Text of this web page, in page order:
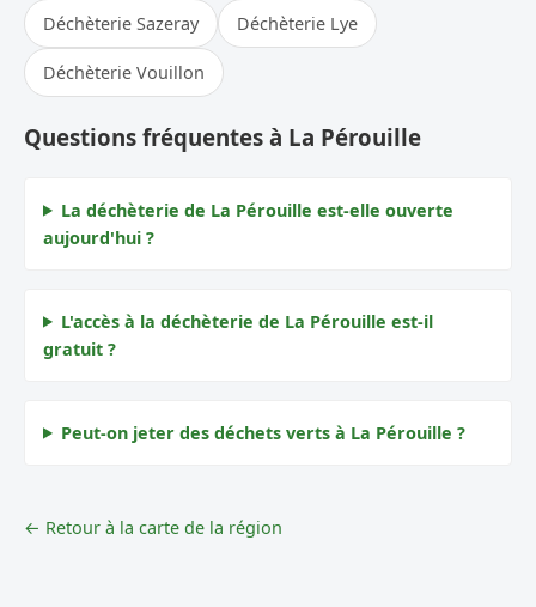
Déchèterie Sazeray Déchèterie Lye
Déchèterie Vouillon
Questions fréquentes à La Pérouille
La déchèterie de La Pérouille est-elle ouverte
aujourd'hui ?
L'accès à la déchèterie de La Pérouille est-il
gratuit ?
Peut-on jeter des déchets verts à La Pérouille ?
← Retour à la carte de la région